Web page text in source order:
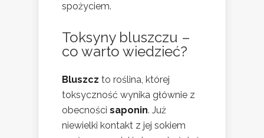
spożyciem.
Toksyny bluszczu –
co warto wiedzieć?
Bluszcz to roślina, której
toksyczność wynika głównie z
obecności saponin. Już
niewielki kontakt z jej sokiem